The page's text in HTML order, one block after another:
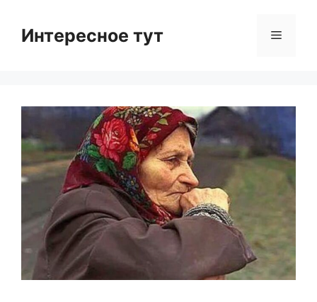
contentИнтересное тут Menu